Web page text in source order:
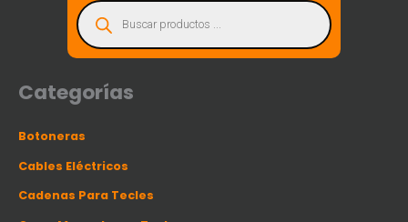
ú
s
q
u
d
e
p
d
c
t
s
Categorías
Botoneras
Cables Eléctricos
Cadenas Para Tecles